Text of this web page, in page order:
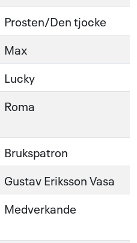
Prosten/Den tjocke
Max
Lucky
Roma
Brukspatron
Gustav Eriksson Vasa
Medverkande